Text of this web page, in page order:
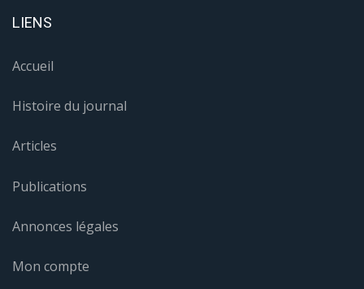
LIENS
Accueil
Histoire du journal
Articles
Publications
Annonces légales
Mon compte